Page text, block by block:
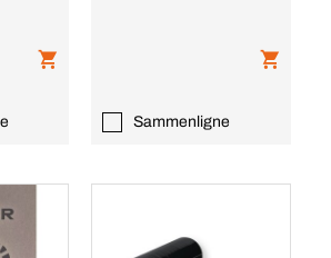
Sammenligne